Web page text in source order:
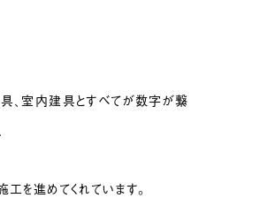
、室内建具とすべてが数字が繋
工を進めてくれています。